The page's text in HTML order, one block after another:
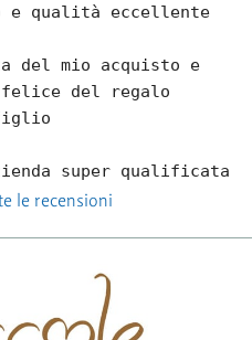
e qualità eccellente
del mio acquisto e
del regalo
super qualificata
le recensioni